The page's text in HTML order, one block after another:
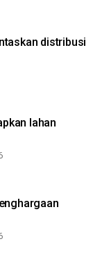
distribusi
lahan